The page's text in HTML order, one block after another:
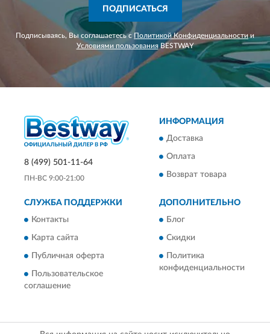
ПОДПИСАТЬСЯ
Подписываясь, Вы соглашаетесь с Политикой Конфиденциальности и
Условиями пользованияBESTWAY
8 (499) 501-11-64
ПН-ВС 9:00-21:00
ИНФОРМАЦИЯ
Доставка
Оплата
Возврат товара
СЛУЖБА ПОДДЕРЖКИ
Контакты
Карта сайта
Публичная оферта
Пользовательское
соглашение
ДОПОЛНИТЕЛЬНО
Блог
Скидки
Политика
конфиденциальности